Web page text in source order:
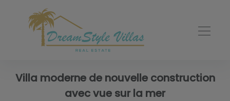
Villa moderne de nouvelle construction
avec vue sur la mer